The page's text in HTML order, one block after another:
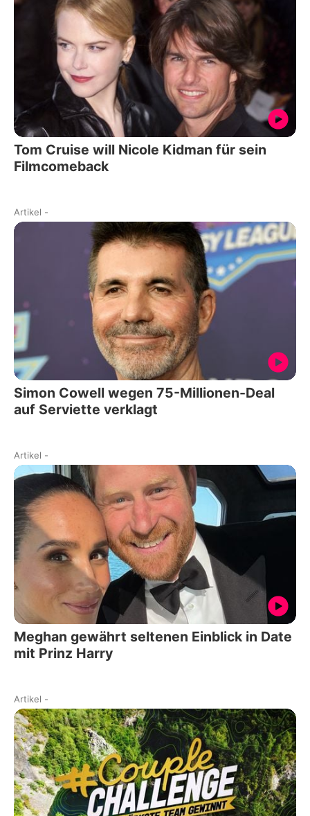
Tom Cruise will Nicole Kidman für sein
Filmcomeback
Artikel -
Simon Cowell wegen 75-Millionen-Deal
auf Serviette verklagt
Artikel -
Meghan gewährt seltenen Einblick in Date
mit Prinz Harry
Artikel -